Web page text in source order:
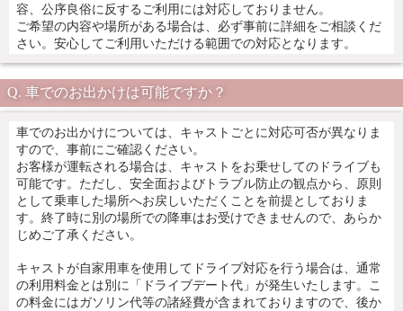
容、公序良俗に反するご利用には対応しておりません。
ご希望の内容や場所がある場合は、必ず事前に詳細をご相談くだ
さい。安心してご利用いただける範囲での対応となります。
車でのお出かけは可能ですか？
車でのお出かけについては、キャストごとに対応可否が異なりま
すので、事前にご確認ください。
お客様が運転される場合は、キャストをお乗せしてのドライブも
可能です。ただし、安全面およびトラブル防止の観点から、原則
として乗車した場所へお戻しいただくことを前提としておりま
す。終了時に別の場所での降車はお受けできませんので、あらか
じめご了承ください。
キャストが自家用車を使用してドライブ対応を行う場合は、通常
の利用料金とは別に「ドライブデート代」が発生いたします。こ
の料金にはガソリン代等の諸経費が含まれておりますので、後か